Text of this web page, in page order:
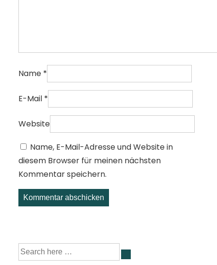
Name *
E-Mail *
Website
Name, E-Mail-Adresse und Website in
diesem Browser für meinen nächsten
Kommentar speichern.
Suche
nach: